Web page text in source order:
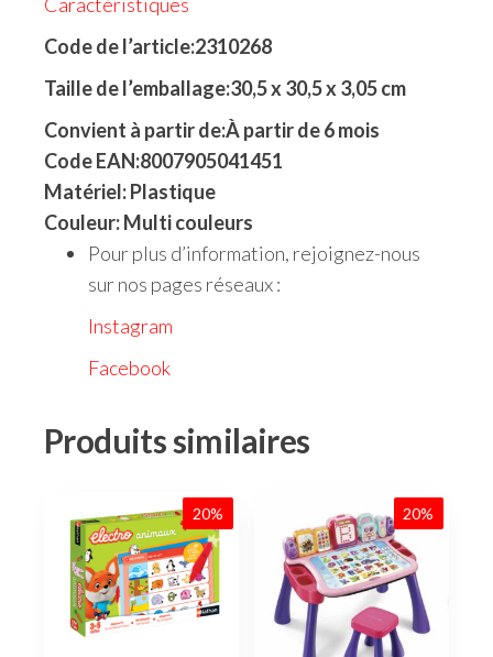
Code de l’article:2310268
Taille de l’emballage:30,5 x 30,5 x 3,05 cm
Convient à partir de:À partir de 6 mois
Code EAN:8007905041451
Matériel: Plastique
Couleur: Multi couleurs
Pour plus d’information, rejoignez-nous
sur nos pages réseaux :
Instagram
Facebook
Produits similaires
20% 20%